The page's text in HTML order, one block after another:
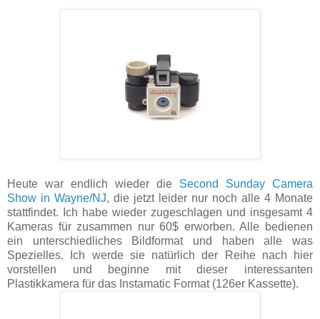
Heute war endlich wieder die Second Sunday Camera
Show in Wayne/NJ, die jetzt leider nur noch alle 4 Monate
stattfindet. Ich habe wieder zugeschlagen und insgesamt 4
Kameras für zusammen nur 60$ erworben. Alle bedienen
ein unterschiedliches Bildformat und haben alle was
Spezielles. Ich werde sie natürlich der Reihe nach hier
vorstellen und beginne mit dieser interessanten
Plastikkamera für das Instamatic Format (126er Kassette).